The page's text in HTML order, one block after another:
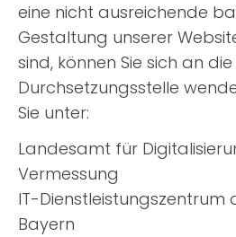
eine nicht ausreichende
Gestaltung unserer
sind, können Sie sich an
Durchsetzungsstelle
Sie unter:
Landesamt für
Vermessung
IT-Dienstleistungszentrum
Bayern